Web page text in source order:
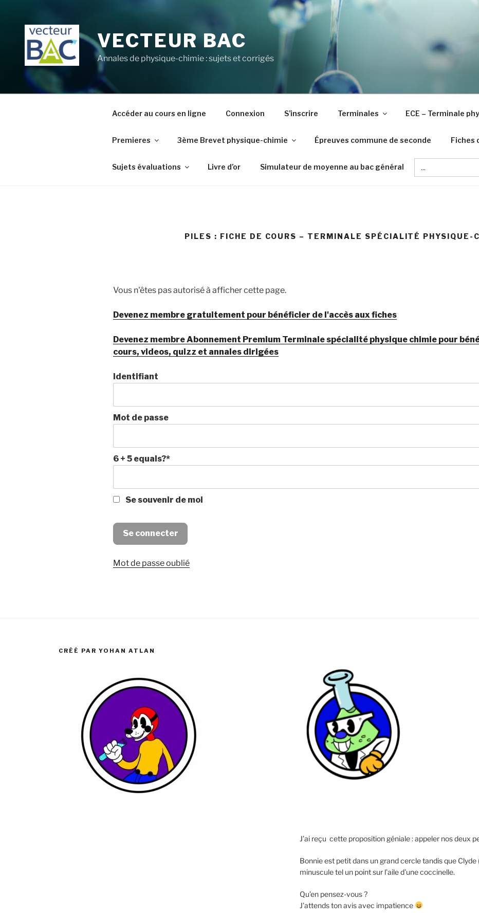
contenu
principal
VECTEUR BAC
Annales de physique-chimie : sujets et corrigés
Accéder au cours en ligne Connexion S’inscrire Terminales ECE – Terminale
Premieres 3ème Brevet physique-chimie Épreuves commune de seconde Fiches
Sujets évaluations Livre d’or Simulateur de moyenne au bac général
Search
for:
PILES : FICHE DE COURS – TERMINALE SPÉCIALITÉ PHYSIQUE-
Vous n'êtes pas autorisé à afficher cette page.
Devenez membre gratuitement pour bénéficier de l'accès aux fiches
Devenez membre Abonnement Premium Terminale spécialité physique chimie pour
cours, videos, quizz et annales dirigées
Identifiant
Mot de passe
6 + 5 equals?*
Se souvenir de moi
Mot de passe oublié
CRÉÉ PAR YOHAN ATLAN
J’ai reçu cette proposition géniale : appeler nos deux
Bonnie est petit dans un grand cercle tandis que Clyde
minuscule tel un point sur l’aile d’une coccinelle.
Qu’en pensez-vous ?
J’attends ton avis avec impatience